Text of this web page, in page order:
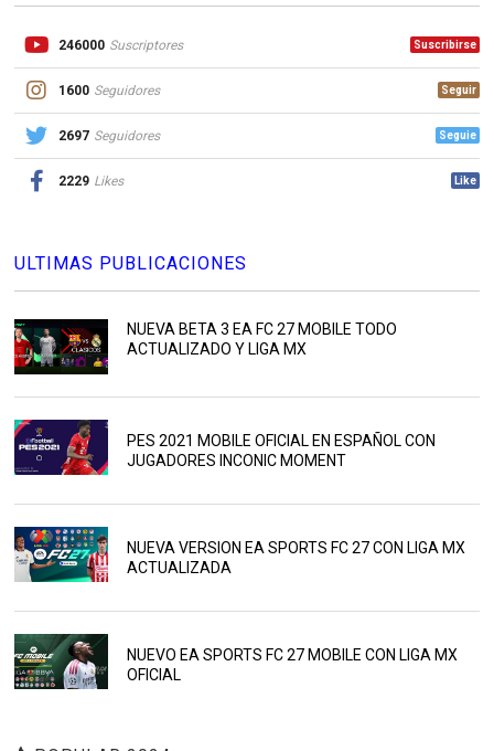
246000 Suscriptores Suscribirse
1600 Seguidores Seguir
2697 Seguidores Seguie
2229 Likes Like
ULTIMAS PUBLICACIONES
NUEVA BETA 3 EA FC 27 MOBILE TODO
ACTUALIZADO Y LIGA MX
PES 2021 MOBILE OFICIAL EN ESPAÑOL CON
JUGADORES INCONIC MOMENT
NUEVA VERSION EA SPORTS FC 27 CON LIGA MX
ACTUALIZADA
NUEVO EA SPORTS FC 27 MOBILE CON LIGA MX
OFICIAL